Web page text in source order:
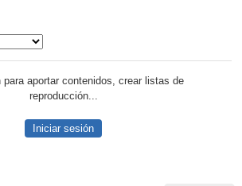
para aportar contenidos, crear listas de
reproducción...
Iniciar sesión